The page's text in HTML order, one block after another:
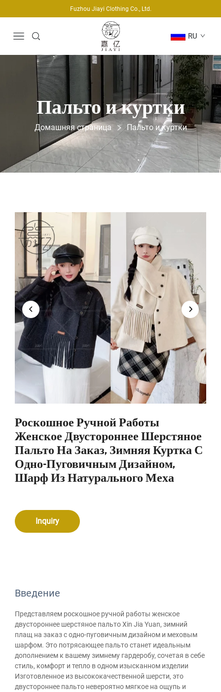
Fuzhou Jiayi Clothing Co., Ltd.
RU
Пальто и куртки
Домашняя страница Пальто и куртки
Роскошное Ручной Работы
Женское Двустороннее Шерстяное
Пальто На Заказ, Зимняя Куртка С
Одно-Пуговичным Дизайном,
Шарф Из Натурального Меха
Inquiry
Введение
Представляем роскошное ручной работы женское
двустороннее шерстяное пальто Xin Jia Yuan, зимний
плащ на заказ с одно-пуговичным дизайном и меховым
шарфом. Это потрясающее пальто станет идеальным
дополнением к вашему зимнему гардеробу, сочетая в себе
стиль, комфорт и тепло в одном изысканном изделии
Изготовленное из высококачественной шерсти, это
двустороннее пальто невероятно мягкое на ощупь и